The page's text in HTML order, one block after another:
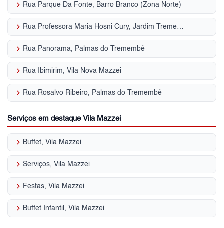
keyboard_arrow_right Rua Parque Da Fonte, Barro Branco (Zona Norte)
keyboard_arrow_right Rua Professora Maria Hosni Cury, Jardim Tremembé
keyboard_arrow_right Rua Panorama, Palmas do Tremembé
keyboard_arrow_right Rua Ibimirim, Vila Nova Mazzei
keyboard_arrow_right Rua Rosalvo Ribeiro, Palmas do Tremembé
Serviços em destaque Vila Mazzei
keyboard_arrow_right Buffet, Vila Mazzei
keyboard_arrow_right Serviços, Vila Mazzei
keyboard_arrow_right Festas, Vila Mazzei
keyboard_arrow_right Buffet Infantil, Vila Mazzei